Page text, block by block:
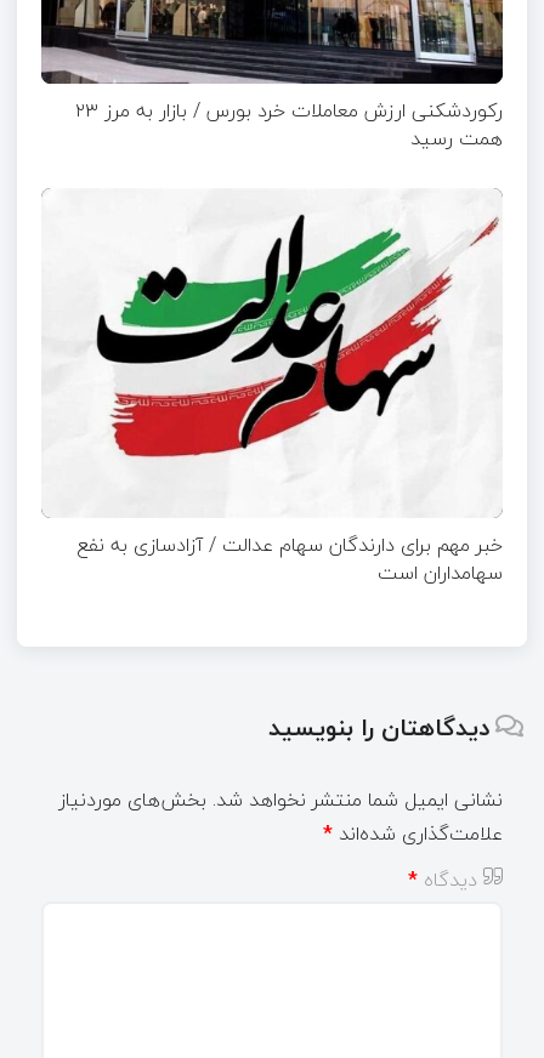
رکوردشکنی ارزش معاملات خرد بورس / بازار به مرز ۲۳
همت رسید
خبر مهم برای دارندگان سهام عدالت / آزادسازی به نفع
سهامداران است
دیدگاهتان را بنویسید
نشانی ایمیل شما منتشر نخواهد شد. بخش‌های موردنیاز
علامت‌گذاری شده‌اند *
دیدگاه *